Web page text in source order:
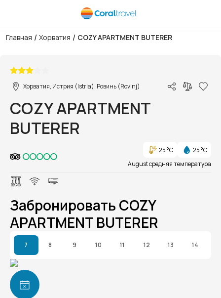
Главная / Хорватия / COZY APARTMENT BUTERER
Хорватия, Истрия (Istria), Ровинь (Rovinj)
COZY APARTMENT
BUTERER
25 °C
25 °C
August средняя температура
Забронировать COZY
APARTMENT BUTERER
7 8 9 10 11 12 13 14